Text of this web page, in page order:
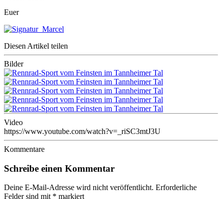
Euer
Diesen Artikel teilen
Bilder
Video
https://www.youtube.com/watch?v=_riSC3mtJ3U
Kommentare
Schreibe einen Kommentar
Deine E-Mail-Adresse wird nicht veröffentlicht. Erforderliche
Felder sind mit * markiert